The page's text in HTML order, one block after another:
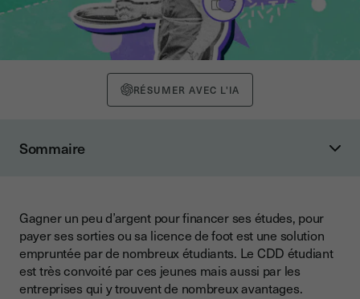
RÉSUMER AVEC L'IA
Sommaire
3. Quand l’entreprise peut-elle conclure un CDD avec un
étudiant ?
4. Combien de temps dure un job étudiant en CDD ?
Gagner un peu d’argent pour financer ses études, pour
payer ses sorties ou sa licence de foot est une solution
empruntée par de nombreux étudiants. Le CDD étudiant
est très convoité par ces jeunes mais aussi par les
entreprises qui y trouvent de nombreux avantages.